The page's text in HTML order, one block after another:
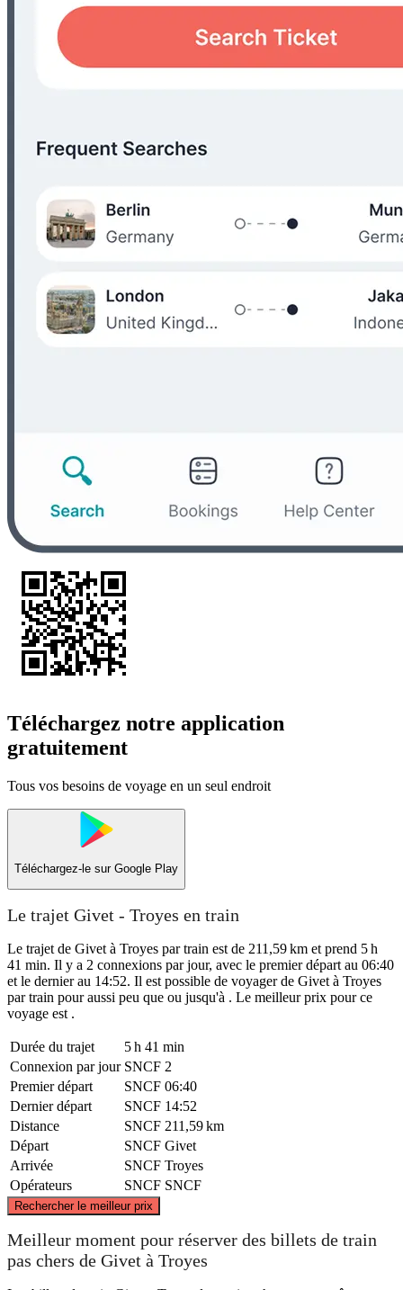
Téléchargez notre application
gratuitement
Tous vos besoins de voyage en un seul endroit
Téléchargez-le sur Google Play
Le trajet Givet - Troyes en train
Le trajet de Givet à Troyes par train est de 211,59 km et prend 5 h
41 min. Il y a 2 connexions par jour, avec le premier départ au 06:40
et le dernier au 14:52. Il est possible de voyager de Givet à Troyes
par train pour aussi peu que ou jusqu'à . Le meilleur prix pour ce
voyage est .
Durée du trajet
5 h 41 min
Connexion par jour SNCF 2
Premier départ
SNCF 06:40
Dernier départ
SNCF 14:52
Distance
SNCF 211,59 km
Départ
SNCF Givet
Arrivée
SNCF Troyes
Opérateurs
SNCF SNCF
Rechercher le meilleur prix
Meilleur moment pour réserver des billets de train
pas chers de Givet à Troyes